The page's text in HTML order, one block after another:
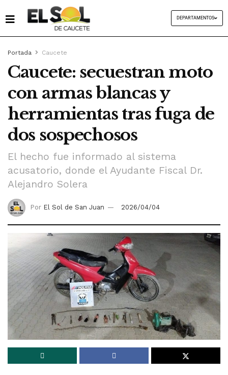
DEPARTAMENTOS
Portada Caucete
Caucete: secuestran moto
con armas blancas y
herramientas tras fuga de
dos sospechosos
El hecho fue informado al sistema
acusatorio, donde el Ayudante Fiscal Dr.
Alejandro Solera
Por El Sol de San Juan 2026/04/04